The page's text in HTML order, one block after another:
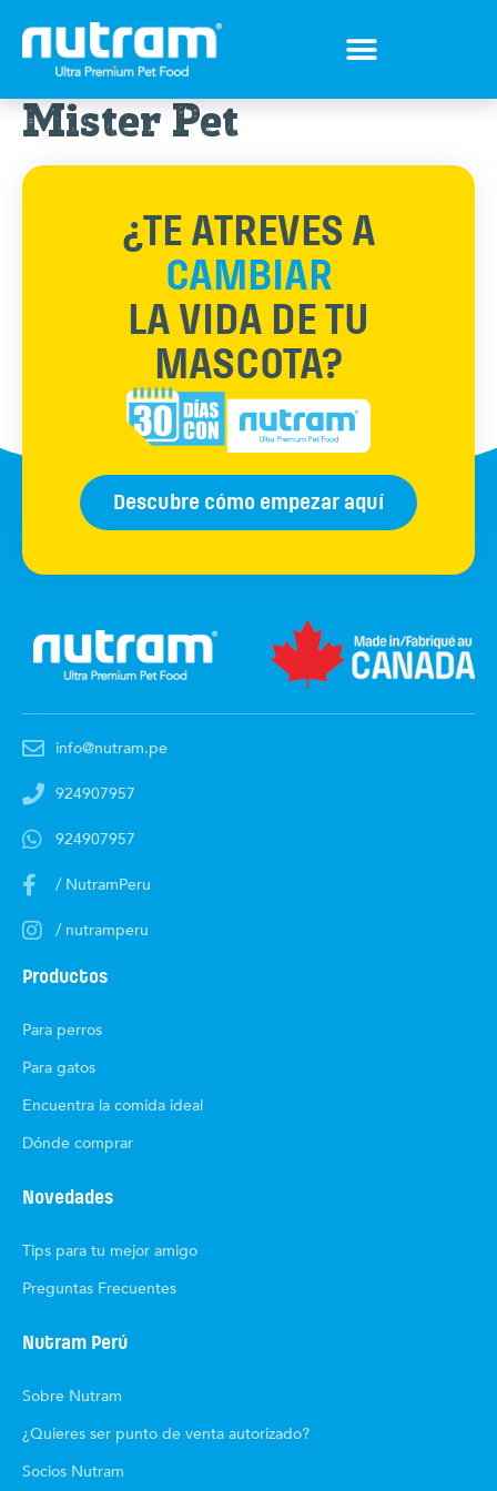
Mister Pet
¿TE ATREVES A
CAMBIAR
LA VIDA DE TU
MASCOTA?
Descubre cómo empezar aquí
info@nutram.pe
924907957
924907957
/ NutramPeru
/ nutramperu
Productos
Para perros
Para gatos
Encuentra la comida ideal
Dónde comprar
Novedades
Tips para tu mejor amigo
Preguntas Frecuentes
Nutram Perú
Sobre Nutram
¿Quieres ser punto de venta autorizado?
Socios Nutram